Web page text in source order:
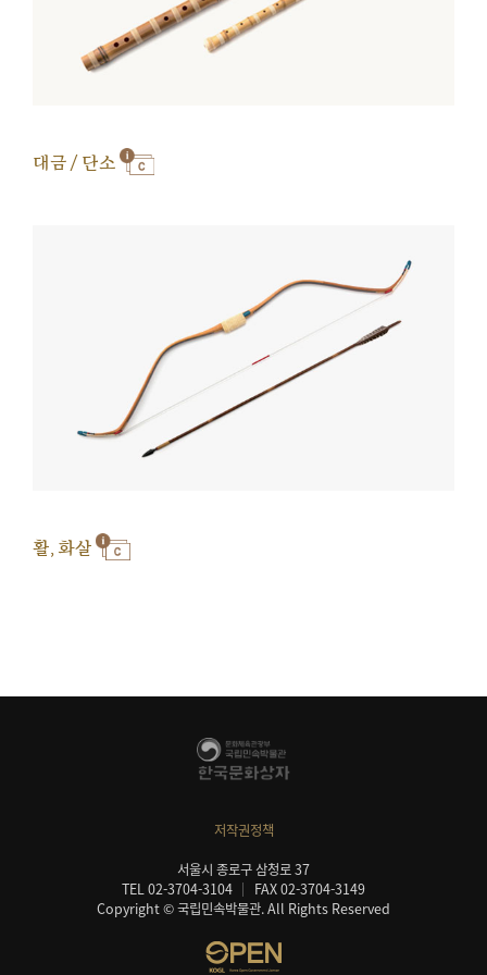
대금 / 단소
활, 화살
저작권정책
서울시 종로구 삼청로 37
TEL 02-3704-3104
FAX 02-3704-3149
Copyright © 국립민속박물관. All Rights Reserved